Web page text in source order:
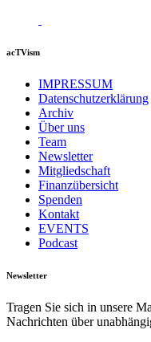
acTVism
IMPRESSUM
Datenschutzerklärung
Archiv
Über uns
Team
Newsletter
Mitgliedschaft
Finanzübersicht
Spenden
Kontakt
EVENTS
Podcast
Newsletter
Tragen Sie sich in unsere
Nachrichten über